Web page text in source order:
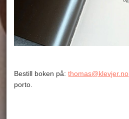
Bestill boken på:thomas@klevjer.no
porto.